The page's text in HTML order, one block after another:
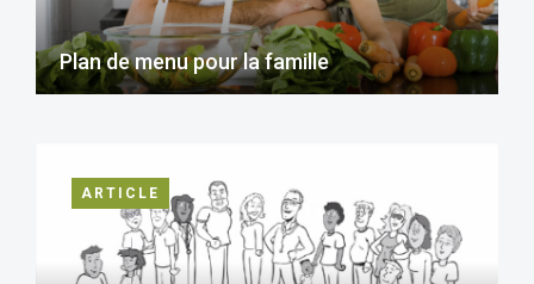
Plan de menu pour la famille
ARTICLE